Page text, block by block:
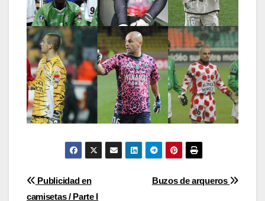
Post
Buzos de arqueros
Publicidad en
camisetas / Parte I